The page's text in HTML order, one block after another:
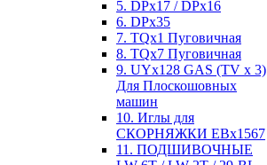
5. DPx17 / DPx16
6. DPx35
7. TQx1 Пуговичная
8. TQx7 Пуговичная
9. UYx128 GAS (TV x 3)
Для Плоскошовных
машин
10. Иглы для
СКОРНЯЖКИ EBx1567
11. ПОДШИВОЧНЫЕ